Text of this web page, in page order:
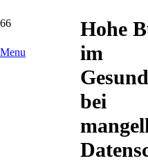
Menu
Hohe
im
bei